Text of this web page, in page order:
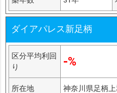
ダイアパレス新足柄
区分平均利回
り
-%
所在地 神奈川県足柄